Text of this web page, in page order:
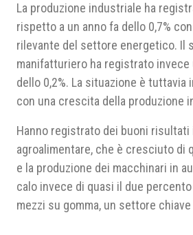
La produzione industriale ha
rispetto a un anno fa dello 0,7%
rilevante del settore energetico. Il
manifatturiero ha registrato invece
dello 0,2%. La situazione è tuttavia
con una crescita della produzione
Hanno registrato dei buoni
agroalimentare, che è cresciuto di
e la produzione dei macchinari in
calo invece di quasi il due
mezzi su gomma, un settore